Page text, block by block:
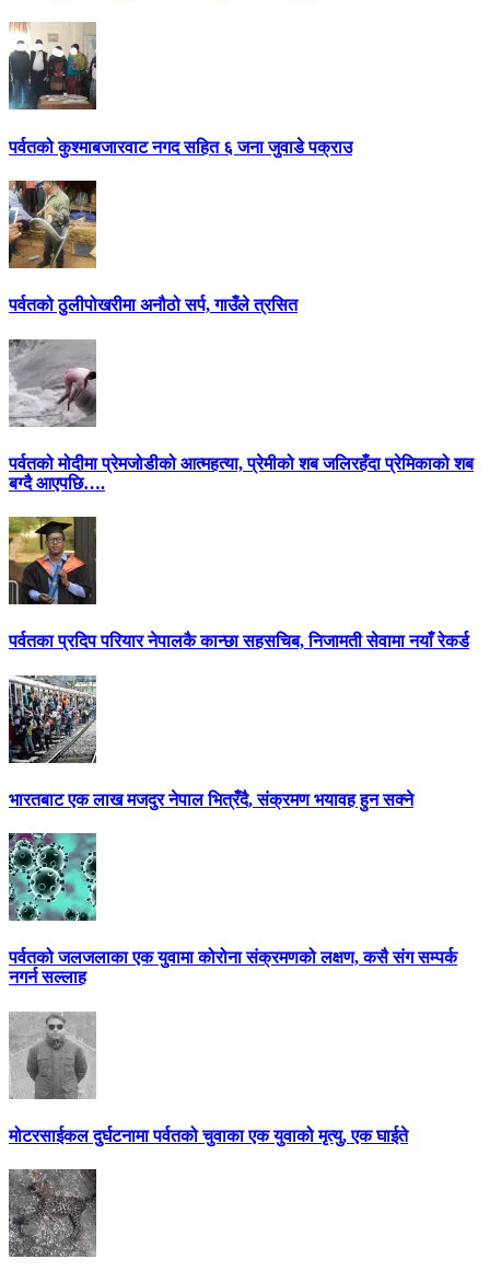
पर्वतको कुश्माबजारवाट नगद सहित ६ जना जुवाडे पक्राउ
पर्वतको ठुलीपोखरीमा अनौठो सर्प, गाउँले त्रसित
पर्वतको मोदीमा प्रेमजोडीको आत्महत्या, प्रेमीको शब जलिरहँदा प्रेमिकाको शब
बग्दै आएपछि….
पर्वतका प्रदिप परियार नेपालकै कान्छा सहसचिब, निजामती सेवामा नयाँ रेकर्ड
भारतबाट एक लाख मजदुर नेपाल भित्रँदै, संक्रमण भयावह हुन सक्ने
पर्वतको जलजलाका एक युवामा कोरोना संक्रमणको लक्षण, कसै संग सम्पर्क
नगर्न सल्लाह
मोटरसाईकल दुर्घटनामा पर्वतको चुवाका एक युवाको मृत्यु, एक घाईते